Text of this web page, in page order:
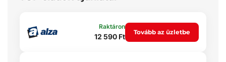
Raktáron
12 590 Ft
Tovább az üzletbe